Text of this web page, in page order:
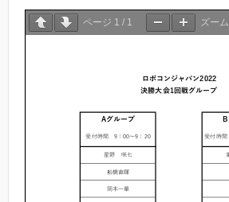
ページ 1 / 1 ズーム